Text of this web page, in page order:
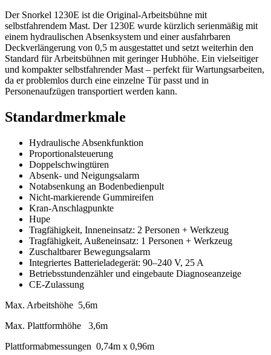
Der Snorkel 1230E ist die Original-Arbeitsbühne mit
selbstfahrendem Mast. Der 1230E wurde kürzlich serienmäßig mit
einem hydraulischen Absenksystem und einer ausfahrbaren
Deckverlängerung von 0,5 m ausgestattet und setzt weiterhin den
Standard für Arbeitsbühnen mit geringer Hubhöhe. Ein vielseitiger
und kompakter selbstfahrender Mast – perfekt für Wartungsarbeiten,
da er problemlos durch eine einzelne Tür passt und in
Personenaufzügen transportiert werden kann.
Standardmerkmale
Hydraulische Absenkfunktion
Proportionalsteuerung
Doppelschwingtüren
Absenk- und Neigungsalarm
Notabsenkung an Bodenbedienpult
Nicht-markierende Gummireifen
Kran-Anschlagpunkte
Hupe
Tragfähigkeit, Inneneinsatz: 2 Personen + Werkzeug
Tragfähigkeit, Außeneinsatz: 1 Personen + Werkzeug
Zuschaltbarer Bewegungsalarm
Integriertes Batterieladegerät: 90–240 V, 25 A
Betriebsstundenzähler und eingebaute Diagnoseanzeige
CE-Zulassung
Max. Arbeitshöhe 5,6m
Max. Plattformhöhe 3,6m
Plattformabmessungen 0,74m x 0,96m